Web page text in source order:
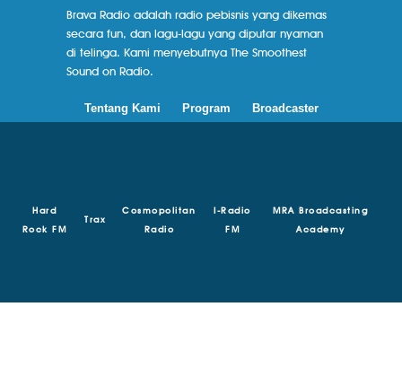
Brava Radio adalah radio pebisnis yang dikemas
secara fun, dan lagu-lagu yang diputar nyaman
di telinga. Kami menyebutnya The Smoothest
Sound on Radio.
Tentang Kami Program Broadcaster
Hard
Rock FM
Trax
Cosmopolitan
Radio
I-Radio
FM
MRA Broadcasting
Academy